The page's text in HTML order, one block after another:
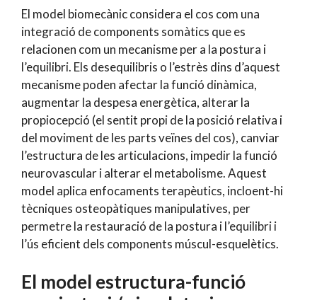
El model biomecànic considera el cos com una
integració de components somàtics que es
relacionen com un mecanisme per a la postura i
l’equilibri. Els desequilibris o l’estrès dins d’aquest
mecanisme poden afectar la funció dinàmica,
augmentar la despesa energètica, alterar la
propiocepció (el sentit propi de la posició relativa i
del moviment de les parts veïnes del cos), canviar
l’estructura de les articulacions, impedir la funció
neurovascular i alterar el metabolisme. Aquest
model aplica enfocaments terapèutics, incloent-hi
tècniques osteopàtiques manipulatives, per
permetre la restauració de la postura i l’equilibri i
l’ús eficient dels components múscul-esquelètics.
El model estructura-funció